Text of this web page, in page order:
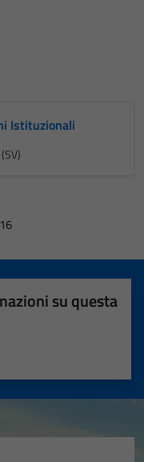
Istituzionali
su questa